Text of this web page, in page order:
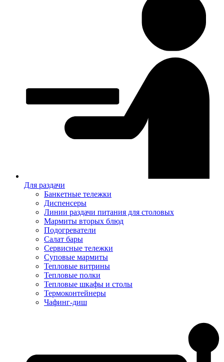
Для раздачи
Банкетные тележки
Диспенсеры
Линии раздачи питания для столовых
Мармиты вторых блюд
Подогреватели
Салат бары
Сервисные тележки
Суповые мармиты
Тепловые витрины
Тепловые полки
Тепловые шкафы и столы
Термоконтейнеры
Чафинг-диш